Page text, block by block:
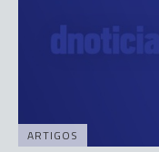
ARTIGOS